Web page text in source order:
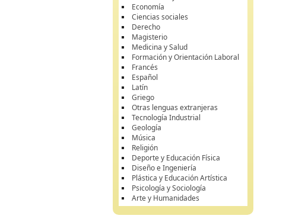
Economía
Ciencias sociales
Derecho
Magisterio
Medicina y Salud
Formación y Orientación Laboral
Francés
Español
Latín
Griego
Otras lenguas extranjeras
Tecnología Industrial
Geología
Música
Religión
Deporte y Educación Física
Diseño e Ingeniería
Plástica y Educación Artística
Psicología y Sociología
Arte y Humanidades